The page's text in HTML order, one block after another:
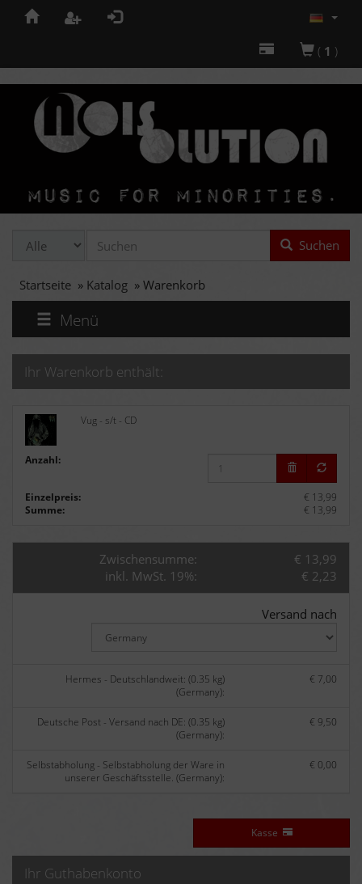
( 1 )
Suchen
Startseite » Katalog » Warenkorb
Menü
Ihr Warenkorb enthält:
Vug - s/t - CD
Anzahl:
Einzelpreis:
€ 13,99
Summe:
€ 13,99
Zwischensumme:
€ 13,99
inkl. MwSt. 19%:
€ 2,23
Versand nach
Hermes - Deutschlandweit: (0.35 kg)
(Germany):
€ 7,00
Deutsche Post - Versand nach DE: (0.35 kg)
(Germany):
€ 9,50
Selbstabholung - Selbstabholung der Ware in
unserer Geschäftsstelle. (Germany):
€ 0,00
Kasse
Ihr Guthabenkonto